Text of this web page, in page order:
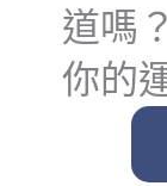
道嗎
你的